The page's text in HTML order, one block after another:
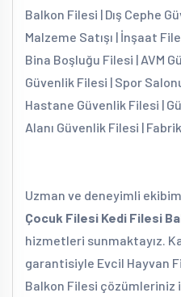
Balkon Filesi | Dış Cephe
Malzeme Satışı | İnşaat
Bina Boşluğu Filesi | AVM
Güvenlik Filesi | Spor
Hastane Güvenlik Filesi |
Alanı Güvenlik Filesi |
Uzman ve deneyimli
Çocuk Filesi Kedi Filesi
hizmetleri sunmaktayız.
garantisiyle Evcil Hayvan
Balkon Filesi çözümleriniz